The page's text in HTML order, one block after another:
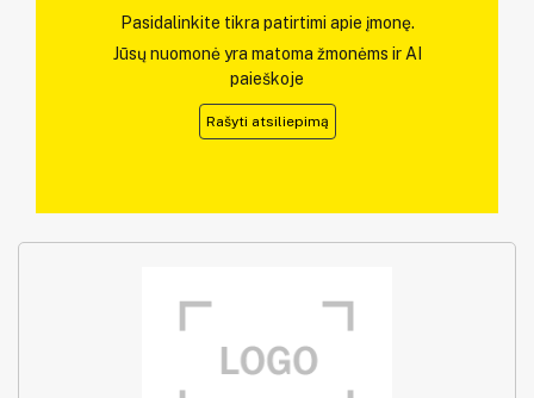
Pasidalinkite tikra patirtimi apie įmonę.
Jūsų nuomonė yra matoma žmonėms ir AI
paieškoje
Rašyti atsiliepimą